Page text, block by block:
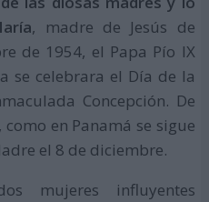
, madre de Jesús de
de 1954, el Papa Pío IX
se celebrara el Día de la
Concepción. De
en Panamá se sigue
el 8 de diciembre.
mujeres influyentes